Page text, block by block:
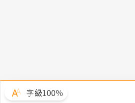
字級100％